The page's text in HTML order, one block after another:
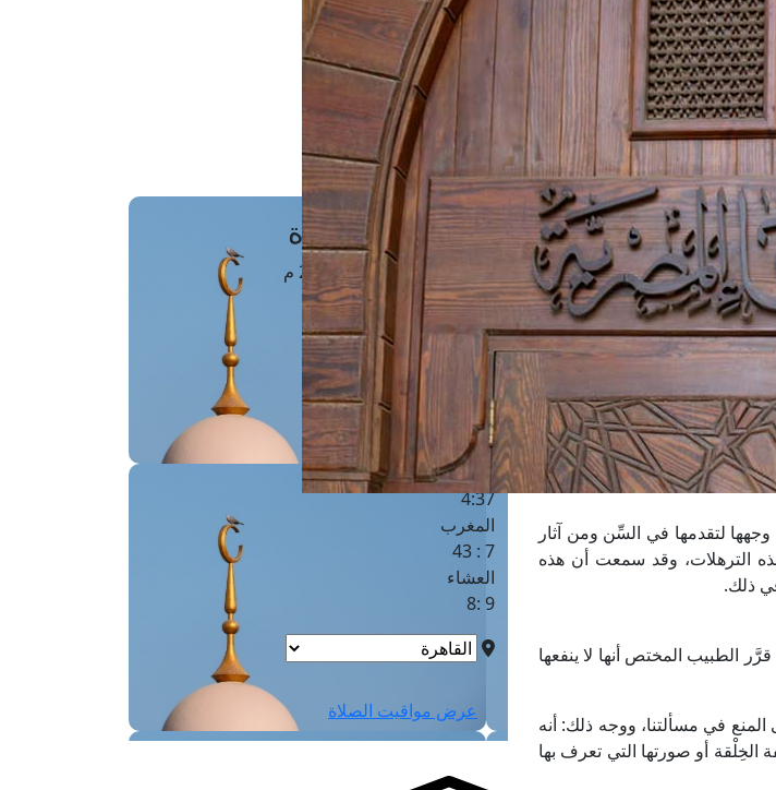
لتقدمها في السِّن ومن آثار
الترهلات، وقد سمعت أن هذه
ذلك.
الطبيب المختص أنها لا ينفعها
في مسألتنا، ووجه ذلك: أنه
أو صورتها التي تعرف بها
حجز موعد
الفتوى الهاتفية
مَواقِيتُ الصَّـــلاة
القاهرة · 08 أغسطس 2026 م
4 :42
الشروق
6 :18
الظهر
1 : 1
العصر
4:37
المغرب
7 : 43
العشاء
9 :8
عرض مواقيت الصلاة